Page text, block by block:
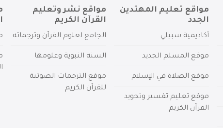
مواقع تعليم المهتدين
الجدد
أكاديمية سبيلي
موقع المسلم الجديد
موقع الصلاة في الإسلام
موقع تعليم تفسير وتجويد
القرآن الكريم
مواقع نشر وتعليم
القرآن الكريم
الجامع لعلوم القرآن وترجماته
السنة النبوية وعلومها
موقع الترجمات الصوتية
للقرآن الكريم